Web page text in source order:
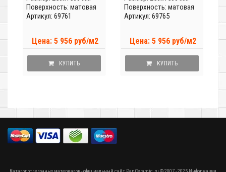
Поверхность: матовая
Артикул: 69761
Цена: 5 956 руб/м2
КУПИТЬ
Поверхность: матовая
Артикул: 69765
Цена: 5 956 руб/м2
КУПИТЬ